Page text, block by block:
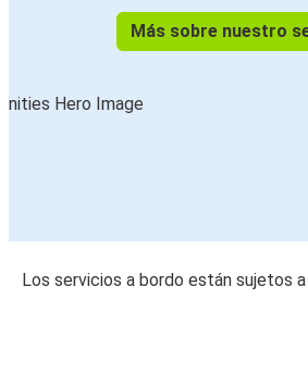
Más sobre nuestro
Los servicios a bordo están sujetos